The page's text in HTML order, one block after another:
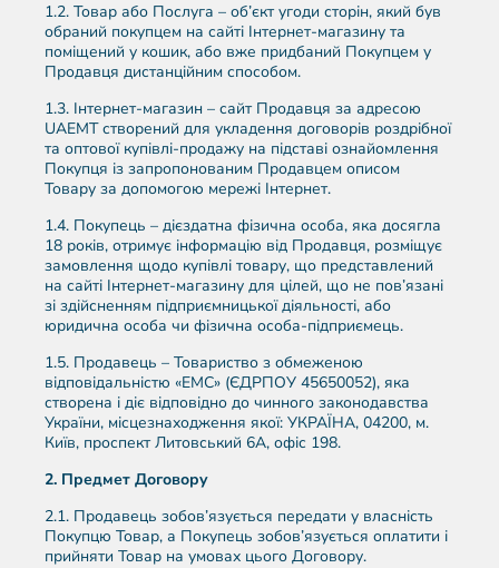
1.2. Товар або Послуга – об’єкт угоди сторін, який був
обраний покупцем на сайті Інтернет-магазину та
поміщений у кошик, або вже придбаний Покупцем у
Продавця дистанційним способом.
1.3. Інтернет-магазин – сайт Продавця за адресою
UAEMT створений для укладення договорів роздрібної
та оптової купівлі-продажу на підставі ознайомлення
Покупця із запропонованим Продавцем описом
Товару за допомогою мережі Інтернет.
1.4. Покупець – дієздатна фізична особа, яка досягла
18 років, отримує інформацію від Продавця, розміщує
замовлення щодо купівлі товару, що представлений
на сайті Інтернет-магазину для цілей, що не пов’язані
зі здійсненням підприємницької діяльності, або
юридична особа чи фізична особа-підприємець.
1.5. Продавець – Товариство з обмеженою
відповідальністю «ЕМС» (ЄДРПОУ 45650052), яка
створена і діє відповідно до чинного законодавства
України, місцезнаходження якої: УКРАЇНА, 04200, м.
Київ, проспект Литовський 6А, офіс 198.
2. Предмет Договору
2.1. Продавець зобов’язується передати у власність
Покупцю Товар, а Покупець зобов’язується оплатити і
прийняти Товар на умовах цього Договору.